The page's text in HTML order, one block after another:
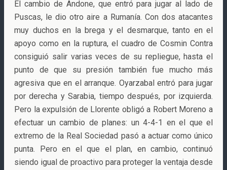
El cambio de Andone, que entró para jugar al lado de
Puscas, le dio otro aire a Rumanía. Con dos atacantes
muy duchos en la brega y el desmarque, tanto en el
apoyo como en la ruptura, el cuadro de Cosmin Contra
consiguió salir varias veces de su repliegue, hasta el
punto de que su presión también fue mucho más
agresiva que en el arranque. Oyarzabal entró para jugar
por derecha y Sarabia, tiempo después, por izquierda.
Pero la expulsión de Llorente obligó a Robert Moreno a
efectuar un cambio de planes: un 4-4-1 en el que el
extremo de la Real Sociedad pasó a actuar como único
punta. Pero en el que el plan, en cambio, continuó
siendo igual de proactivo para proteger la ventaja desde